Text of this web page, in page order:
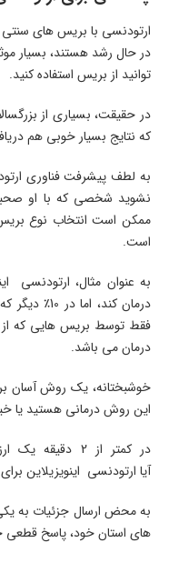
ارتودنسی با بریس های
در حال رشد هستند، بسیار
توانید از بریس استفاده کنید.
در حقیقت، بسیاری از
که نتایج بسیار خوبی هم
به لطف پیشرفت فناوری
نشوید شخصی که با او
ممکن است انتخاب نوع
است.
درمان کند،
فقط توسط بریس هایی که از
درمان می باشد.
خوشبختانه، یک روش آسان
این روش درمانی هستید یا
در کمتر از 2
آیا ارتودنسی اینویزیلاین
به محض ارسال جزئیات به
های استان خود، پاسخ قطعی